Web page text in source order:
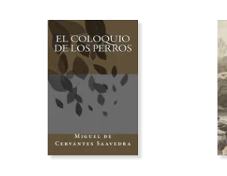
15%
dcto.